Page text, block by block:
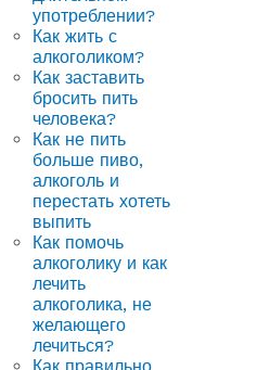
употреблении?
Как жить с
алкоголиком?
Как заставить
бросить пить
человека?
Как не пить
больше пиво,
алкоголь и
перестать хотеть
выпить
Как помочь
алкоголику и как
лечить
алкоголика, не
желающего
лечиться?
Как правильно